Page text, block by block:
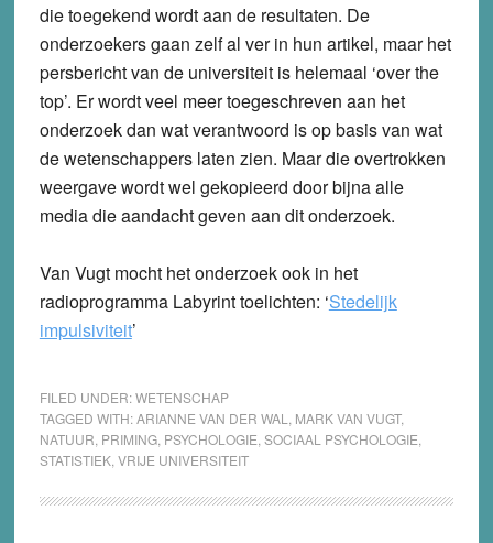
die toegekend wordt aan de resultaten. De
onderzoekers gaan zelf al ver in hun artikel, maar het
persbericht van de universiteit is helemaal ‘over the
top’. Er wordt veel meer toegeschreven aan het
onderzoek dan wat verantwoord is op basis van wat
de wetenschappers laten zien. Maar die overtrokken
weergave wordt wel gekopieerd door bijna alle
media die aandacht geven aan dit onderzoek.
Van Vugt mocht het onderzoek ook in het
radioprogramma Labyrint toelichten: ‘Stedelijk
impulsiviteit’
FILED UNDER:WETENSCHAP
TAGGED WITH:ARIANNE VAN DER WAL MARK VAN VUGT,
NATUUR PRIMING, PSYCHOLOGIE SOCIAAL PSYCHOLOGIE
STATISTIEK, VRIJE UNIVERSITEIT